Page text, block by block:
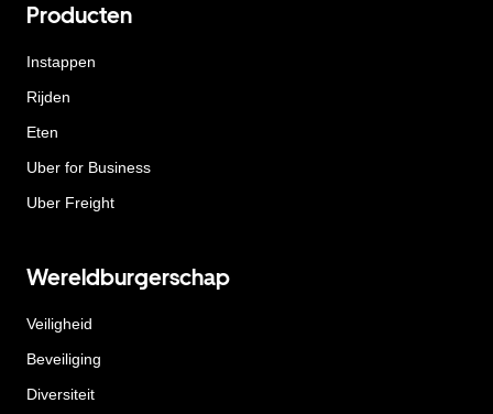
Producten
Instappen
Rijden
Eten
Uber for Business
Uber Freight
Wereldburgerschap
Veiligheid
Beveiliging
Diversiteit